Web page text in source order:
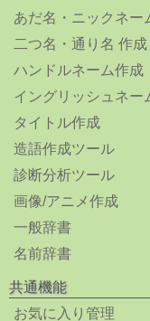
あだ名・ニックネー
二つ名・通り名 作成
ハンドルネーム作成
イングリッシュネー
タイトル作成
造語作成ツール
診断分析ツール
画像/アニメ作成
一般辞書
名前辞書
共通機能
お気に入り管理